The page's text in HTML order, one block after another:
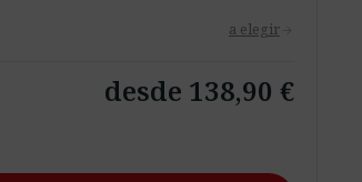
a elegir arrow_forward
desde 138,90 €